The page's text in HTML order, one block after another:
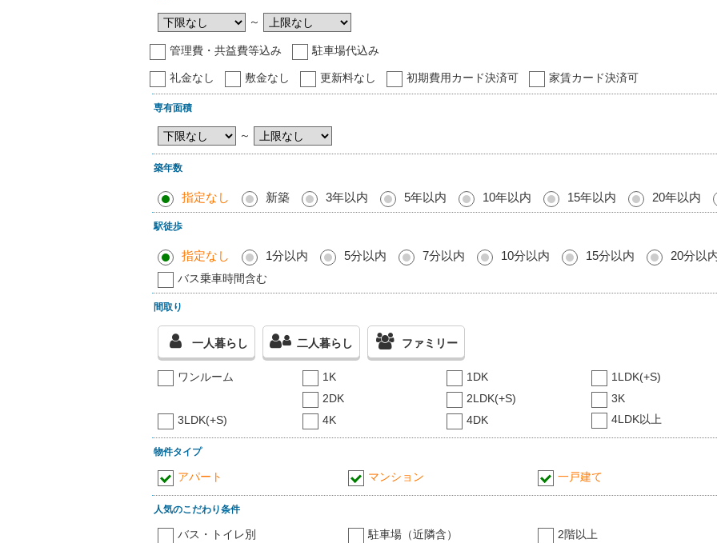
～
管理費・共益費等込み 駐車場代込み
礼金なし 敷金なし 更新料なし 初期費用カード決済可 家賃カード決済可
専有面積
～
築年数
指定なし 新築 3年以内 5年以内 10年以内 15年以内 20年以内
駅徒歩
指定なし 1分以内 5分以内 7分以内 10分以内 15分以内 20分以
バス乗車時間含む
間取り
一人暮らし 二人暮らし ファミリー
ワンルーム 1K 1DK 1LDK(+S)
2DK
2LDK(+S) 3K
3LDK(+S)
4K 4DK 4LDK以上
物件タイプ
アパート マンション 一戸建て
人気のこだわり条件
バス・トイレ別 駐車場（近隣含） 2階以上